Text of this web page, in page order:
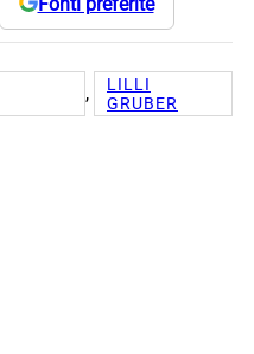
,
LILLI
GRUBER